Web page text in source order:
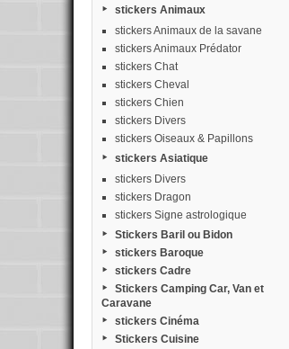
stickers Animaux
stickers Animaux de la savane
stickers Animaux Prédator
stickers Chat
stickers Cheval
stickers Chien
stickers Divers
stickers Oiseaux & Papillons
stickers Asiatique
stickers Divers
stickers Dragon
stickers Signe astrologique
Stickers Baril ou Bidon
stickers Baroque
stickers Cadre
Stickers Camping Car, Van et
Caravane
stickers Cinéma
Stickers Cuisine